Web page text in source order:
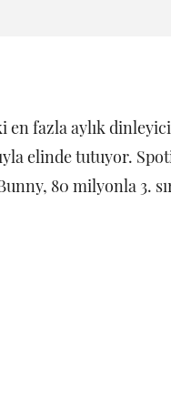
fazla aylık
elinde tutuyor.
80 milyonla 3.